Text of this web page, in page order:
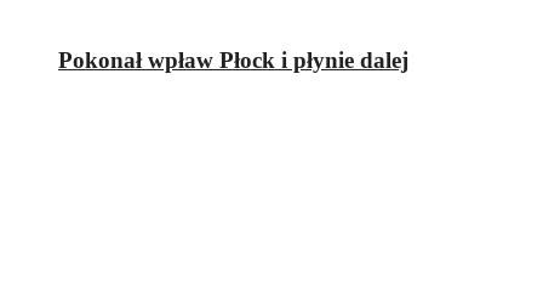
Pokonał wpław Płock i płynie dalej